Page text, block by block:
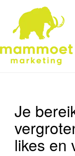
Je
likes en